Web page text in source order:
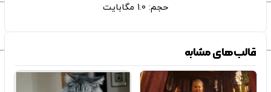
حجم: 1.0 مگابایت
قالب‌های مشابه